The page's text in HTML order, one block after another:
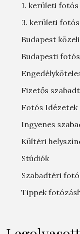
1. kerületi
3. kerületi
Budapest
Budapesti
Fizetős
Fotós Idézetek
Ingyenes
Kültéri
Stúdiók
Szabadtéri
Tippek